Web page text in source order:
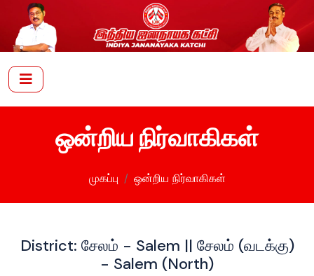
ஒன்றிய நிர்வாகிகள்
முகப்பு ஒன்றிய நிர்வாகிகள்
District: சேலம் - Salem || சேலம் (வடக்கு)
- Salem (North)